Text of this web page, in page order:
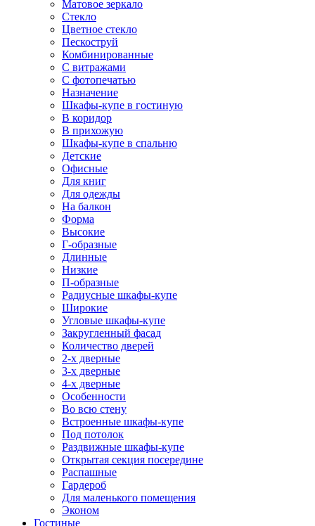
Матовое зеркало
Стекло
Цветное стекло
Пескоструй
Комбинированные
С витражами
С фотопечатью
Назначение
Шкафы-купе в гостиную
В коридор
В прихожую
Шкафы-купе в спальню
Детские
Офисные
Для книг
Для одежды
На балкон
Форма
Высокие
Г-образные
Длинные
Низкие
П-образные
Радиусные шкафы-купе
Широкие
Угловые шкафы-купе
Закругленный фасад
Количество дверей
2-х дверные
3-х дверные
4-х дверные
Особенности
Во всю стену
Встроенные шкафы-купе
Под потолок
Раздвижные шкафы-купе
Открытая секция посередине
Распашные
Гардероб
Для маленького помещения
Эконом
Гостиные